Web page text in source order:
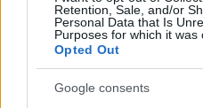
Retention, Sale, and/or
Personal Data that Is
Purposes for which it was
Opted Out
Google consents
amely már országos
TOVÁBB OLVASOM
Magyarország